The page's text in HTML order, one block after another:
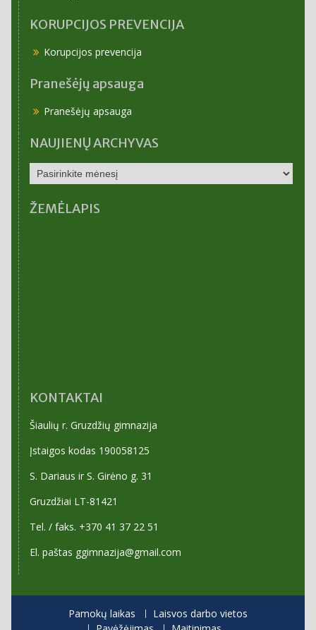
KORUPCIJOS PREVENCIJA
Korupcijos prevencija
Pranešėjų apsauga
Pranešėjų apsauga
NAUJIENŲ ARCHYVAS
NAUJIENŲ
ARCHYVAS
ŽEMĖLAPIS
KONTAKTAI
Šiaulių r. Gruzdžių gimnazija
Įstaigos kodas 190058125
S. Dariaus ir S. Girėno g. 31
Gruzdžiai LT-81421
Tel. / faks. +370 41 37 22 51
El. paštas ggimnazija@gmail.com
Pamokų laikas
Laisvos darbo vietos